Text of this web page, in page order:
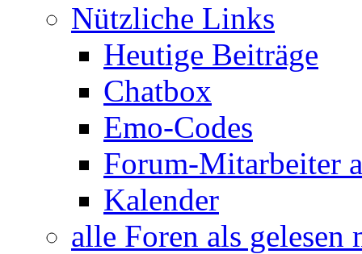
Nützliche Links
Heutige Beiträge
Chatbox
Emo-Codes
Forum-Mitarbeiter
Kalender
alle Foren als gelesen